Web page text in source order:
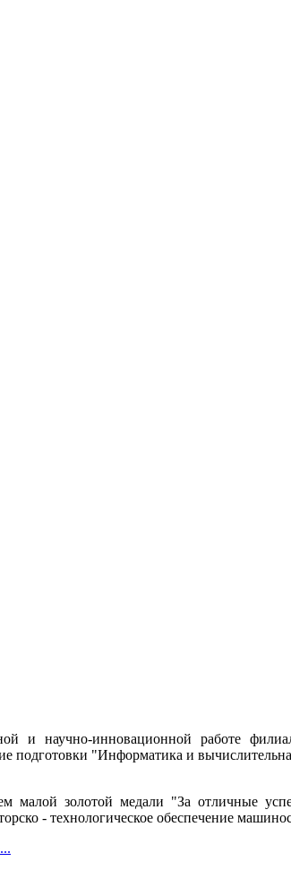
и научно-инновационной работе
подготовки "Информатика и
малой золотой медали "За отличные
- технологическое обеспечение